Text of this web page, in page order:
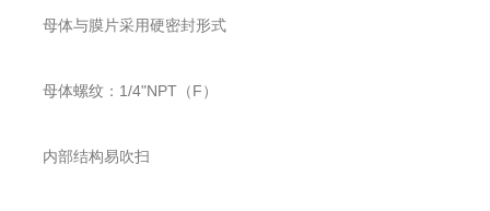
母体与膜片采用硬密封形式
母体螺纹：1/4"NPT（F）
内部结构易吹扫